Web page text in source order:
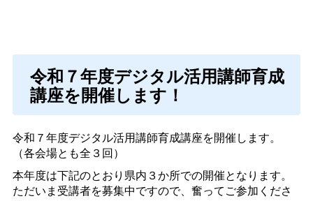
令和７年度デジタル活用講師育成
講座を開催します！
令和７年度デジタル活用講師育成講座を開催します。
（各会場とも全３回）
本年度は下記のとおり県内３か所での開催となります。
ただいま受講者を募集中ですので、奮ってご参加くださ